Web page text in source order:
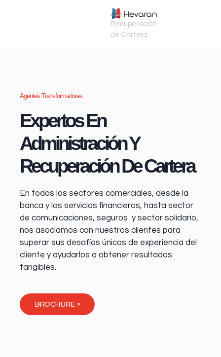
Recuperación
de Cartera
Agentes Transformadores
Expertos En
Administración Y
Recuperación De Cartera
En todos los sectores comerciales, desde la
banca y los servicios financieros, hasta sector
de comunicaciones, seguros y sector solidario,
nos asociamos con nuestros clientes para
superar sus desafíos únicos de experiencia del
cliente y ayudarlos a obtener resultados
tangibles.
BROCHURE >